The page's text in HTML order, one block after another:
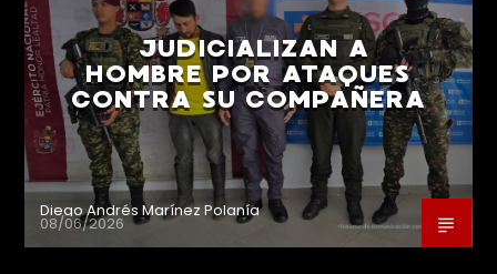
JUDICIALIZAN A
HOMBRE POR ATAQUES
CONTRA SU COMPAÑERA
Diego Andrés Marínez Polanía
08/06/2026